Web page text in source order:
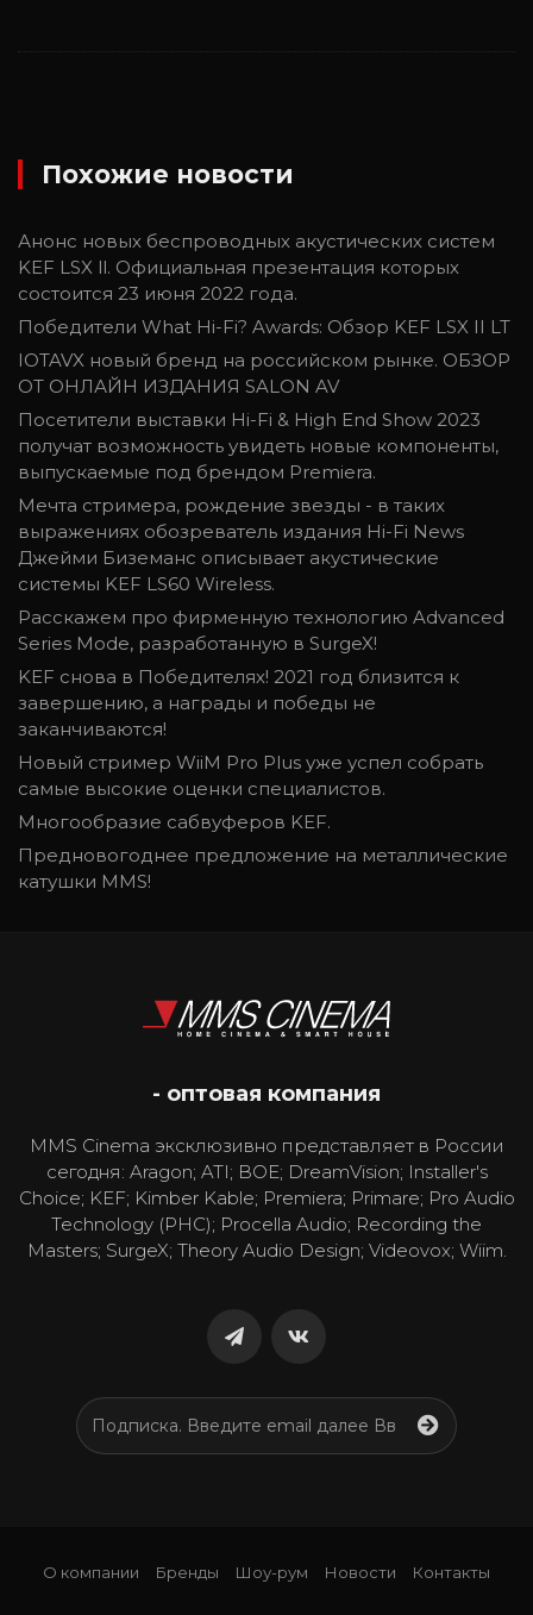
Похожие новости
Анонс новых беспроводных акустических систем
KEF LSX ll. Официальная презентация которых
состоится 23 июня 2022 года.
Победители What Hi-Fi? Awards: Обзор KEF LSX II LT
IOTAVX новый бренд на российском рынке. ОБЗОР
ОТ ОНЛАЙН ИЗДАНИЯ SALON AV
Посетители выставки Hi-Fi & High End Show 2023
получат возможность увидеть новые компоненты,
выпускаемые под брендом Premiera.
Мечта стримера, рождение звезды - в таких
выражениях обозреватель издания Hi-Fi News
Джейми Биземанс описывает акустические
системы KEF LS60 Wireless.
Расскажем про фирменную технологию Advanced
Series Modе, разработанную в SurgeX!
KEF снова в Победителях! 2021 год близится к
завершению, а награды и победы не
заканчиваются!
Новый стример WiiM Pro Plus уже успел собрать
самые высокие оценки специалистов.
Многообразие сабвуферов KEF.
Предновогоднее предложение на металлические
катушки MMS!
- оптовая компания
MMS Cinema эксклюзивно представляет в России
сегодня: Aragon; ATI; BOE; DreamVision; Installer's
Choice; KEF; Kimber Kable; Premiera; Primare; Pro Audio
Technology (PHC); Procella Audio; Recording the
Masters; SurgeX; Theory Audio Design; Videovox; Wiim.
О компании Бренды Шоу-рум Новости Контакты